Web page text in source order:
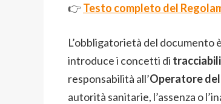
👉Testo completo del
L’obbligatorietà del documento
introduce i concetti di
responsabilità all’Operatore
autorità sanitarie, l’assenza o